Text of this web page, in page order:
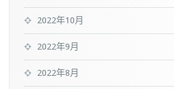
2022年10月
2022年9月
2022年8月